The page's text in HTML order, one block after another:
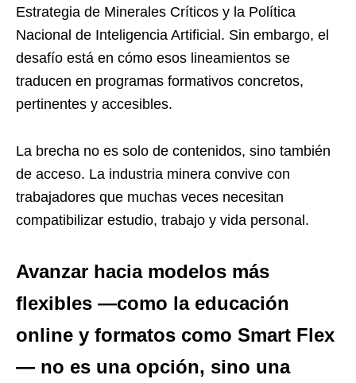
Estrategia de Minerales Críticos y la Política
Nacional de Inteligencia Artificial. Sin embargo, el
desafío está en cómo esos lineamientos se
traducen en programas formativos concretos,
pertinentes y accesibles.
La brecha no es solo de contenidos, sino también
de acceso. La industria minera convive con
trabajadores que muchas veces necesitan
compatibilizar estudio, trabajo y vida personal.
Avanzar hacia modelos más
flexibles —como la educación
online y formatos como Smart Flex
— no es una opción, sino una